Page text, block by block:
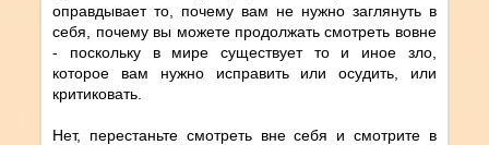
оправдывает то, почему вам не нужно заглянуть в
себя, почему вы можете продолжать смотреть вовне
- поскольку в мире существует то и иное зло,
которое вам нужно исправить или осудить, или
критиковать.
Нет, перестаньте смотреть вне себя и смотрите в